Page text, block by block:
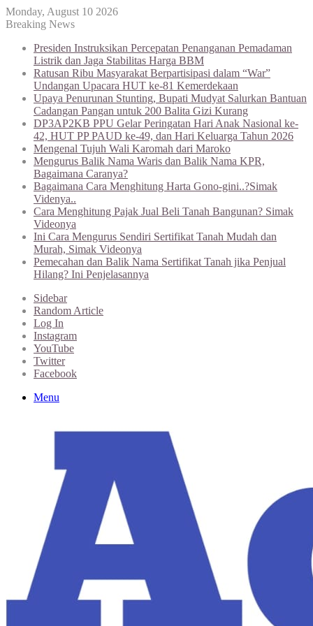
Monday, August 10 2026
Breaking News
Presiden Instruksikan Percepatan Penanganan Pemadaman
Listrik dan Jaga Stabilitas Harga BBM
Ratusan Ribu Masyarakat Berpartisipasi dalam “War”
Undangan Upacara HUT ke-81 Kemerdekaan
Upaya Penurunan Stunting, Bupati Mudyat Salurkan Bantuan
Cadangan Pangan untuk 200 Balita Gizi Kurang
DP3AP2KB PPU Gelar Peringatan Hari Anak Nasional ke-
42, HUT PP PAUD ke-49, dan Hari Keluarga Tahun 2026
Mengenal Tujuh Wali Karomah dari Maroko
Mengurus Balik Nama Waris dan Balik Nama KPR,
Bagaimana Caranya?
Bagaimana Cara Menghitung Harta Gono-gini..?Simak
Videnya..
Cara Menghitung Pajak Jual Beli Tanah Bangunan? Simak
Videonya
Ini Cara Mengurus Sendiri Sertifikat Tanah Mudah dan
Murah, Simak Videonya
Pemecahan dan Balik Nama Sertifikat Tanah jika Penjual
Hilang? Ini Penjelasannya
Sidebar
Random Article
Log In
Instagram
YouTube
Twitter
Facebook
Menu